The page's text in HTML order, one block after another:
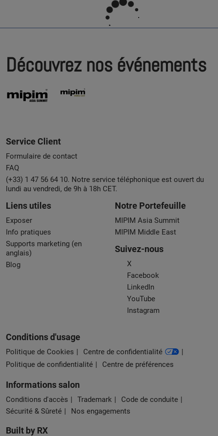
Découvrez nos événements
Service Client
Formulaire de contact
FAQ
(+33) 1 47 56 64 10. Notre service téléphonique est ouvert du
lundi au vendredi, de 9h à 18h CET.
Liens utiles
Exposer
Info pratiques
Supports marketing (en
anglais)
Blog
Notre Portefeuille
MIPIM Asia Summit
MIPIM Middle East
Suivez-nous
X
Facebook
LinkedIn
YouTube
Instagram
Conditions d'usage
Politique de Cookies
Centre de confidentialité
Politique de confidentialité
Centre de préférences
Informations salon
Conditions d'accès Trademark
Code de conduite
Sécurité & Sûreté
Nos engagements
Built by RX